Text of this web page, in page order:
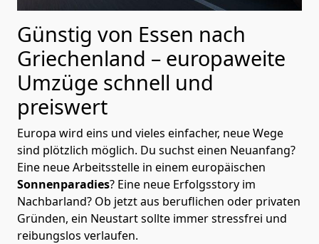
Günstig von Essen nach
Griechenland – europaweite
Umzüge schnell und
preiswert
Europa wird eins und vieles einfacher, neue Wege
sind plötzlich möglich. Du suchst einen Neuanfang?
Eine neue Arbeitsstelle in einem europäischen
Sonnenparadies? Eine neue Erfolgsstory im
Nachbarland? Ob jetzt aus beruflichen oder privaten
Gründen, ein Neustart sollte immer stressfrei und
reibungslos verlaufen.